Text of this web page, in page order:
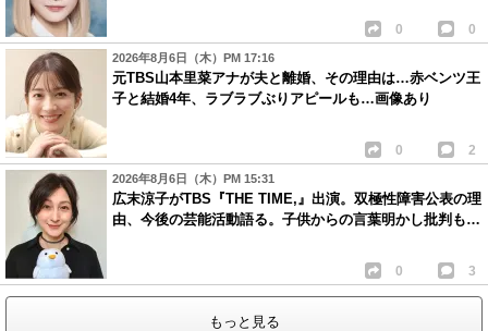
0 0
2026年8月6日（木）PM 17:16
元TBS山本里菜アナが夫と離婚、その理由は…赤ベンツ王
子と結婚4年、ラブラブぶりアピールも…画像あり
0 2
2026年8月6日（木）PM 15:31
広末涼子がTBS『THE TIME,』出演。双極性障害公表の理
由、今後の芸能活動語る。子供からの言葉明かし批判も…
0 3
もっと見る